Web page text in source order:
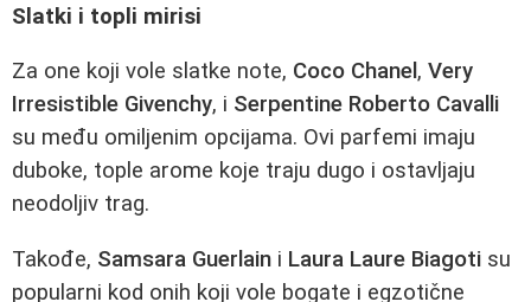
Slatki i topli mirisi
Za one koji vole slatke note, Coco Chanel , Very
Irresistible Givenchy, i Serpentine Roberto Cavalli
su među omiljenim opcijama. Ovi parfemi imaju
duboke, tople arome koje traju dugo i ostavljaju
neodoljiv trag.
Takođe, Samsara Guerlain i Laura Laure Biagoti su
popularni kod onih koji vole bogate i egzotične